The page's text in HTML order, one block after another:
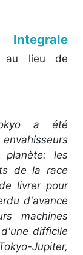
lieu de
a été
les
de la race
livrer pour
d'avance
machines
difficile
Jupiter,